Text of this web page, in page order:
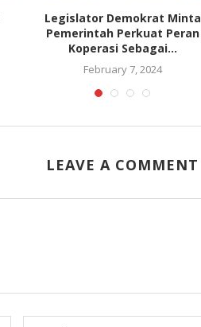
Legislator Demokrat Minta
Pemerintah Perkuat Peran
Koperasi Sebagai...
February 7, 2024
LEAVE A COMMENT